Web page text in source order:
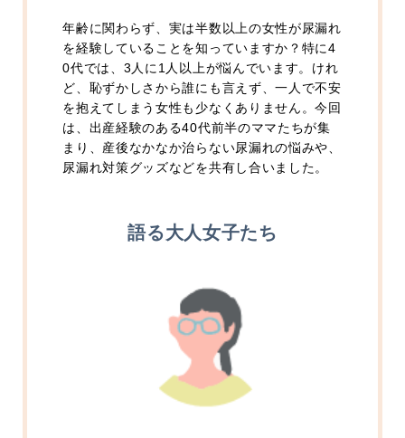
年齢に関わらず、実は半数以上の女性が尿漏れ
を経験していることを知っていますか？特に4
0代では、3人に1人以上が悩んでいます。けれ
ど、恥ずかしさから誰にも言えず、一人で不安
を抱えてしまう女性も少なくありません。今回
は、出産経験のある40代前半のママたちが集
まり、産後なかなか治らない尿漏れの悩みや、
尿漏れ対策グッズなどを共有し合いました。
語る大人女子たち